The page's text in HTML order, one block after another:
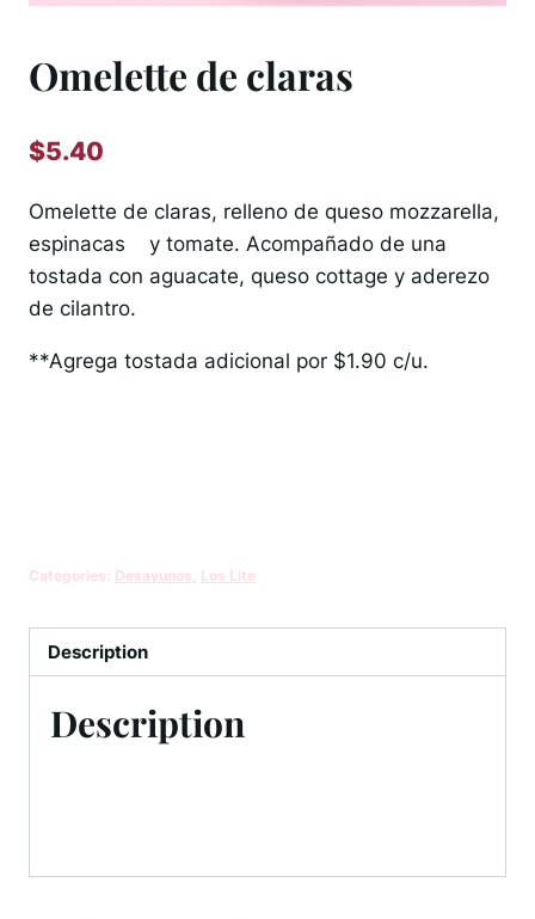
Omelette de claras
$5.40
Omelette de claras, relleno de queso mozzarella,
espinacas y tomate. Acompañado de una
tostada con aguacate, queso cottage y aderezo
de cilantro.
**Agrega tostada adicional por $1.90 c/u.
Categories: Desayunos Los Lite
Description
Description